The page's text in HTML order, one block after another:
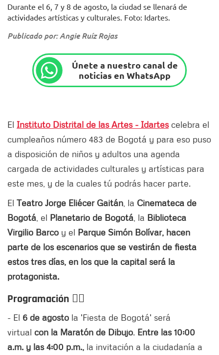
Durante el 6, 7 y 8 de agosto, la ciudad se llenará de
actividades artísticas y culturales. Foto: Idartes.
Publicado por: Angie Ruíz Rojas
Únete a nuestro canal de
noticias en WhatsApp
El Instituto Distrital de las Artes - Idartescelebra el
cumpleaños número 483 de Bogotá y para eso puso
a disposición de niños y adultos una agenda
cargada de actividades culturales y artísticas para
este mes, y de la cuales tú podrás hacer parte.
El Teatro Jorge Eliécer Gaitán , la Cinemateca de
Bogotá , el Planetario de Bogotá , la Biblioteca
Virgilio Barco y el Parque Simón Bolívar, hacen
parte de los escenarios que se vestirán de fiesta
estos tres días, en los que la capital será la
protagonista.
Programación 👇🏻
- El 6 de agosto la 'Fiesta de Bogotá' será
virtual con la Maratón de Dibujo. Entre las 10:00
a.m. y las 4:00 p.m., la invitación a la ciudadanía a